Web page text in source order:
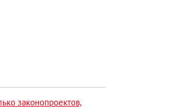
законопроектов,